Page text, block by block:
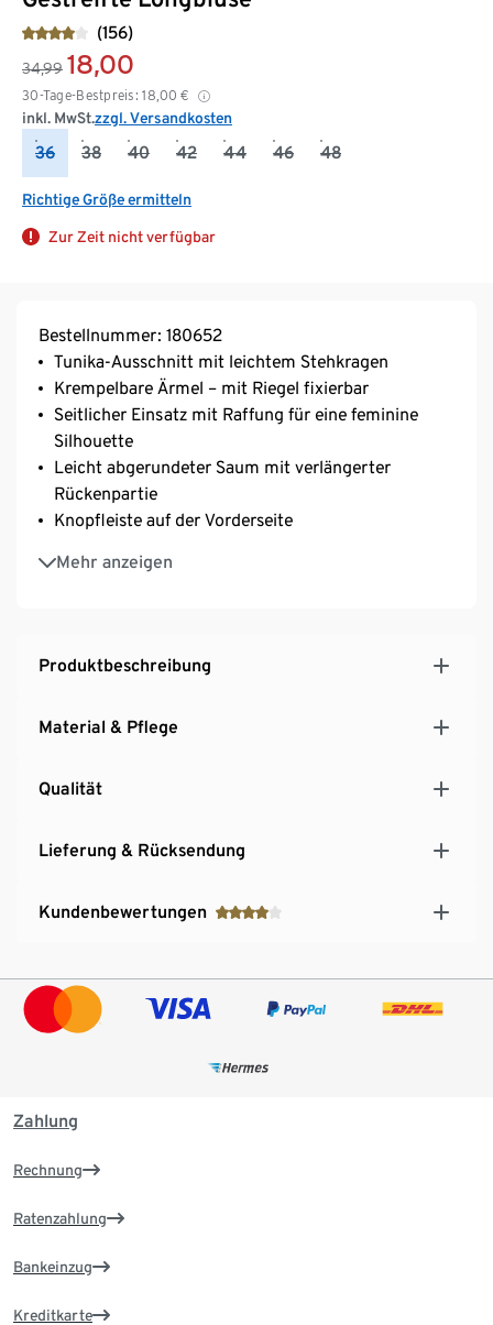
(156)
34,99 18,00
30-Tage-Bestpreis: 18,00 €
inkl. MwSt.zzgl. Versandkosten
36 38 40 42 44 46 48
Richtige Größe ermitteln
Zur Zeit nicht verfügbar
Bestellnummer: 180652
Tunika-Ausschnitt mit leichtem Stehkragen
Krempelbare Ärmel – mit Riegel fixierbar
Seitlicher Einsatz mit Raffung für eine feminine
Silhouette
Leicht abgerundeter Saum mit verlängerter
Rückenpartie
Knopfleiste auf der Vorderseite
Mehr anzeigen
Rückenpasse mit Raffung
Produktbeschreibung
Material & Pflege
Qualität
Lieferung & Rücksendung
Kundenbewertungen
Zahlung
Rechnung
Ratenzahlung
Bankeinzug
Kreditkarte